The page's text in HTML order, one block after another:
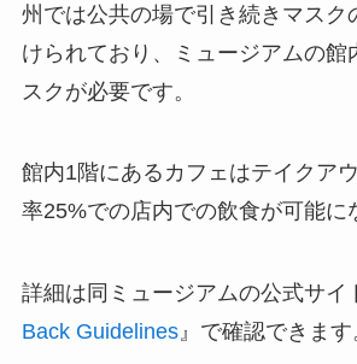
州では公共の場で引き続きマスク
けられており、ミュージアムの館
スクが必要です。
館内1階にあるカフェはテイクア
率25%での店内での飲食が可能に
詳細は同ミュージアムの公式サイ
Back Guidelines』で確認できます